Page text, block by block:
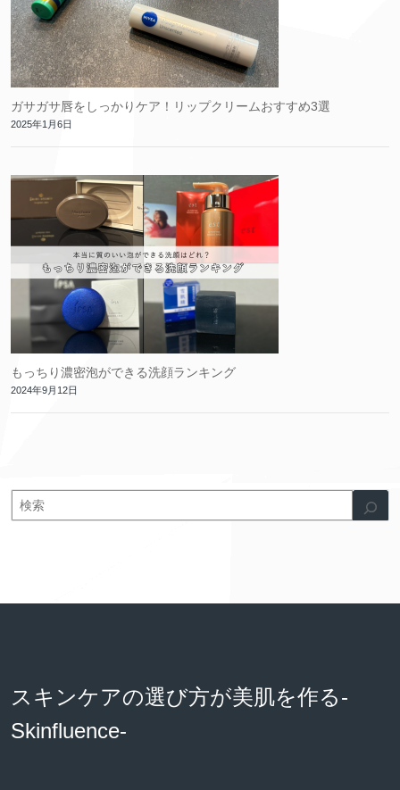
ガサガサ唇をしっかりケア！リップクリームおすすめ3選
2025年1月6日
もっちり濃密泡ができる洗顔ランキング
2024年9月12日
スキンケアの選び方が美肌を作る-
Skinfluence-